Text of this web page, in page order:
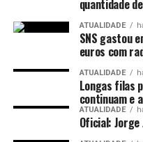
quantidade
ATUALIDADE
SNS gastou
euros com
ATUALIDADE
Longas filas
continuam e
ATUALIDADE
Oficial: Jorge